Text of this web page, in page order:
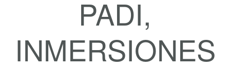
PADI,
INMERSIONES